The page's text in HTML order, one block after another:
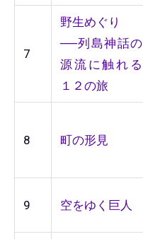
7
野生めぐり
──列島神話の
源流に触れる
１２の旅
8 町の形見
9 空をゆく巨人